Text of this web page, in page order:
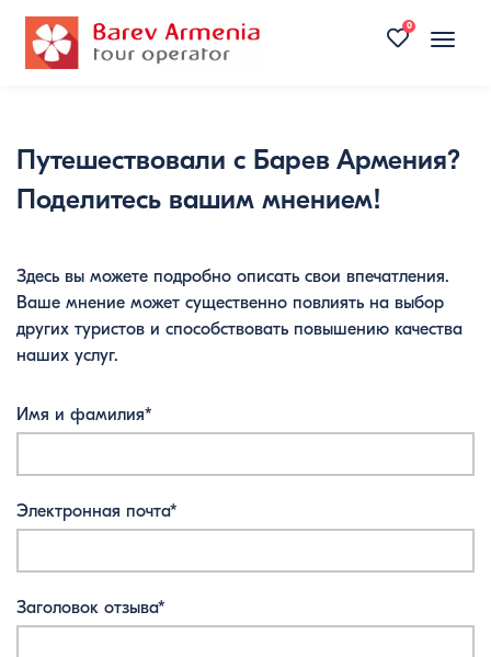
Toggle
0
Путешествовали с Барев Армения?
Поделитесь вашим мнением!
Здесь вы можете подробно описать свои впечатления.
Ваше мнение может существенно повлиять на выбор
других туристов и способствовать повышению качества
наших услуг.
Имя и фамилия*
Электронная почта*
Заголовок отзыва*